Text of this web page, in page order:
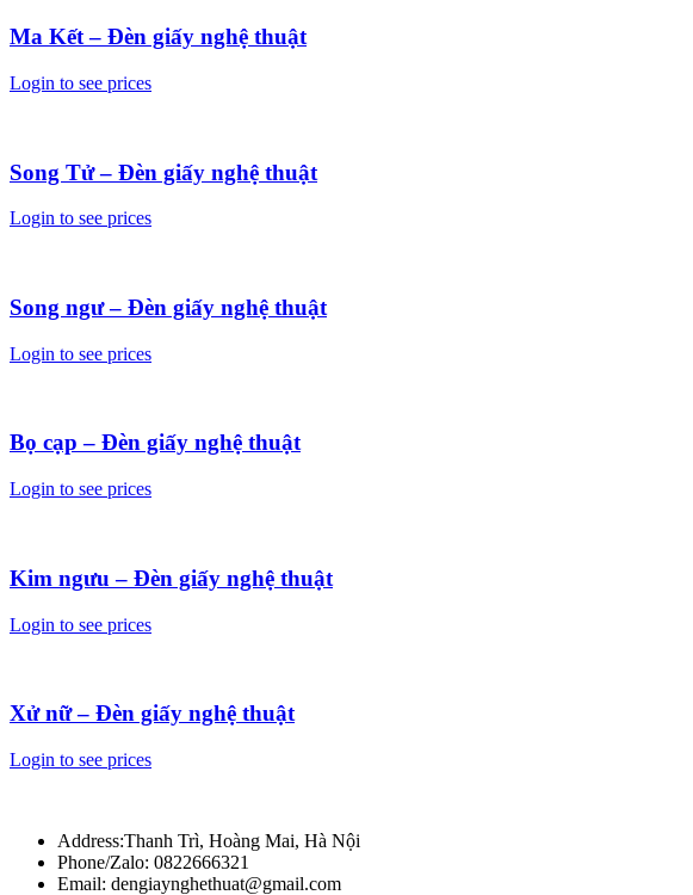
Ma Kết – Đèn giấy nghệ thuật
Login to see prices
Song Tử – Đèn giấy nghệ thuật
Login to see prices
Song ngư – Đèn giấy nghệ thuật
Login to see prices
Bọ cạp – Đèn giấy nghệ thuật
Login to see prices
Kim ngưu – Đèn giấy nghệ thuật
Login to see prices
Xử nữ – Đèn giấy nghệ thuật
Login to see prices
Address:Thanh Trì, Hoàng Mai, Hà Nội
Phone/Zalo: 0822666321
Email: dengiaynghethuat@gmail.com